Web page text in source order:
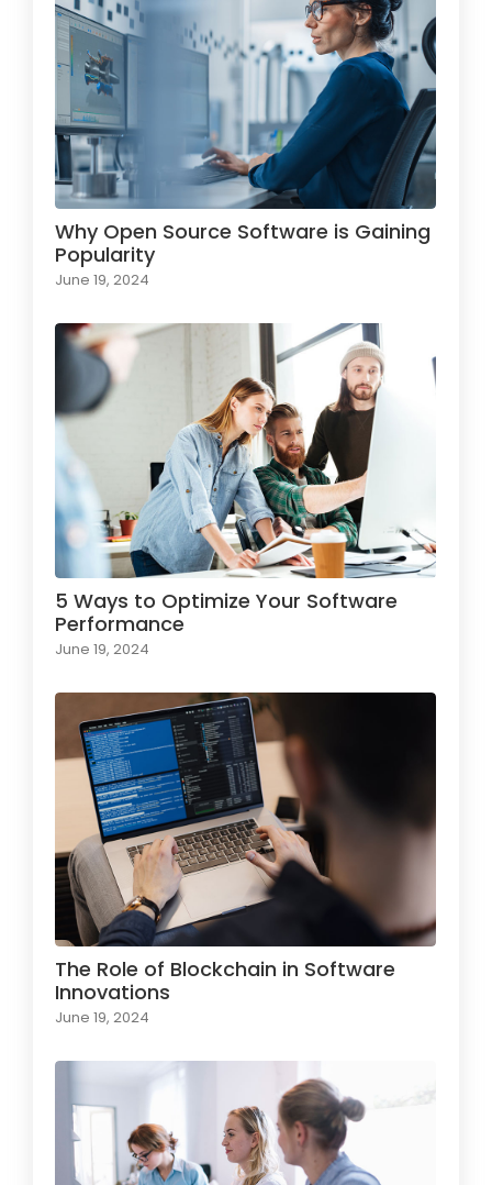
Why Open Source Software is Gaining
Popularity
June 19, 2024
5 Ways to Optimize Your Software
Performance
June 19, 2024
The Role of Blockchain in Software
Innovations
June 19, 2024